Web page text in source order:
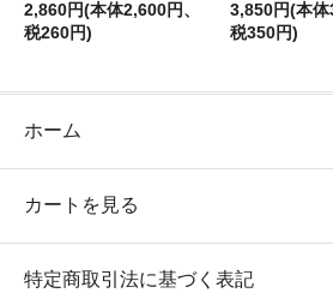
2,860円(本体2,600円、
税260円)
3,850円(本体
税350円)
ホーム
カートを見る
特定商取引法に基づく表記